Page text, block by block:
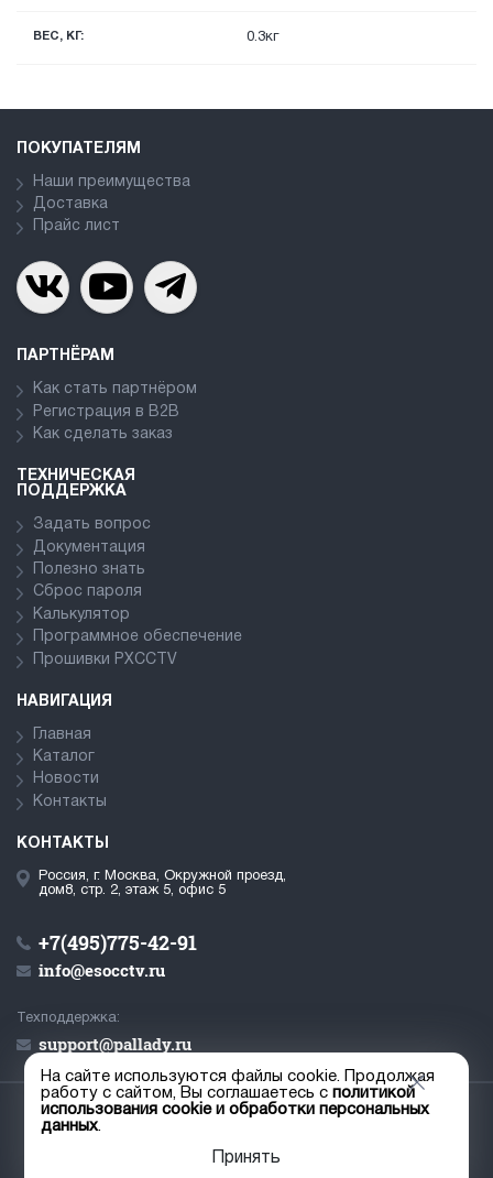
ВЕС, КГ: 0.3кг
ПОКУПАТЕЛЯМ
Наши преимущества
Доставка
Прайс лист
ПАРТНЁРАМ
Как стать партнёром
Регистрация в В2В
Как сделать заказ
ТЕХНИЧЕСКАЯ
ПОДДЕРЖКА
Задать вопрос
Документация
Полезно знать
Сброс пароля
Калькулятор
Программное обеспечение
Прошивки PXCCTV
НАВИГАЦИЯ
Главная
Каталог
Новости
Контакты
КОНТАКТЫ
Россия, г. Москва, Окружной проезд,
дом8, стр. 2, этаж 5, офис 5
+7(495)775-42-91
info@esocctv.ru
Техподдержка:
support@pallady.ru
Пользовательское соглашение
На сайте используются файлы cookie. Продолжая
работу с сайтом, Вы соглашаетесь сполитикой
использования cookie и обработки персональных
данных.
Принять